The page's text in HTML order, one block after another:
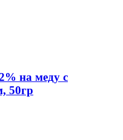
на меду с
50гр